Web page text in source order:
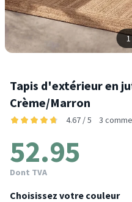
1
Tapis d'extérieur en
Crème/Marron
4.67 / 5 3
52.95
Dont TVA
Choisissez votre couleur